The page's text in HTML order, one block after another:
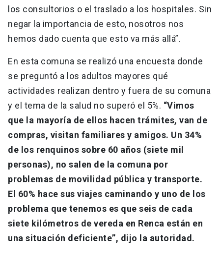
los consultorios o el traslado a los hospitales. Sin
negar la importancia de esto, nosotros nos
hemos dado cuenta que esto va más allá”.
En esta comuna se realizó una encuesta donde
se preguntó a los adultos mayores qué
actividades realizan dentro y fuera de su comuna
y el tema de la salud no superó el 5%. “Vimos
que la mayoría de ellos hacen trámites, van de
compras, visitan familiares y amigos. Un 34%
de los renquinos sobre 60 años (siete mil
personas), no salen de la comuna por
problemas de movilidad pública y transporte.
El 60% hace sus viajes caminando y uno de los
problema que tenemos es que seis de cada
siete kilómetros de vereda en Renca están en
una situación deficiente”, dijo la autoridad.